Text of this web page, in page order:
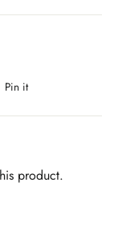
Pin it
product.